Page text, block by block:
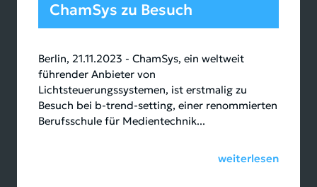
ChamSys zu Besuch
Berlin, 21.11.2023 - ChamSys, ein weltweit
führender Anbieter von
Lichtsteuerungssystemen, ist erstmalig zu
Besuch bei b-trend-setting, einer renommierten
Berufsschule für Medientechnik...
weiterlesen